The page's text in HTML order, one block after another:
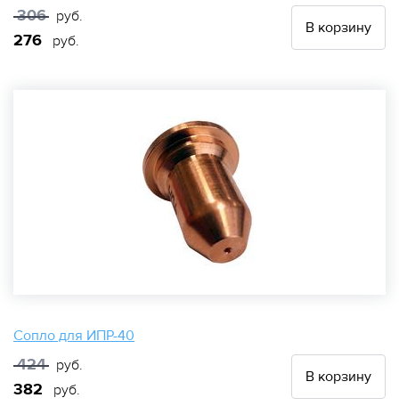
306 руб.
276 руб.
В корзину
Сопло для ИПР-40
424 руб.
382 руб.
В корзину